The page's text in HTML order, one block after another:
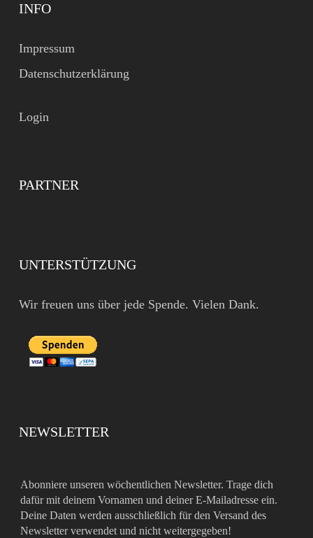
INFO
Impressum
Datenschutzerklärung
Login
PARTNER
UNTERSTÜTZUNG
Wir freuen uns über jede Spende. Vielen Dank.
NEWSLETTER
Abonniere unseren wöchentlichen Newsletter. Trage dich
dafür mit deinem Vornamen und deiner E-Mailadresse ein.
Deine Daten werden ausschließlich für den Versand des
Newsletter verwendet und nicht weitergegeben!